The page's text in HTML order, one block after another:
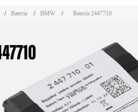
/ Batería / BMW / Batería 2447710